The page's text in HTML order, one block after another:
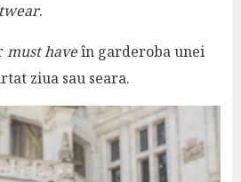
.
must haveîn garderoba unei
ziua sau seara.